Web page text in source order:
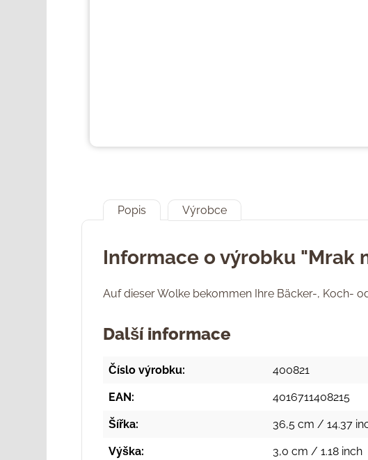
Popis Výrobce
Informace o výrobku "Mrak
Auf dieser Wolke bekommen Ihre Bäcker-, Koch-
Další informace
Číslo výrobku: 400821
EAN: 4016711408215
Šířka: 36,5 cm / 14.37
Výška: 3,0 cm / 1.18 inch